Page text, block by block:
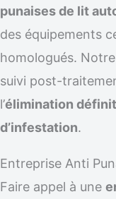
punaises de lit
des équipements
homologués.
suivi post-
l’élimination
d’infestation.
Entreprise Anti
Faire appel à une